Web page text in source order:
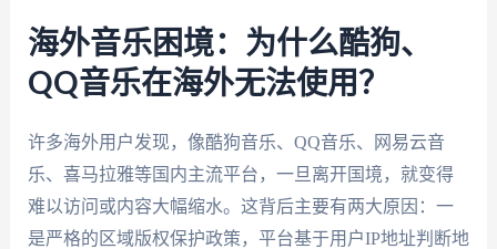
海外音乐困境：为什么酷狗、
QQ音乐在海外无法使用？
许多海外用户发现，像酷狗音乐、QQ音乐、网易云音
乐、喜马拉雅等国内主流平台，一旦离开国境，就变得
难以访问或内容大幅缩水。这背后主要有两大原因：一
是严格的区域版权保护政策，平台基于用户IP地址判断地